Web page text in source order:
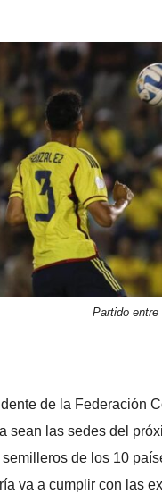
Partido
de la Federación
sean las sedes del
de los 10
va a cumplir con las